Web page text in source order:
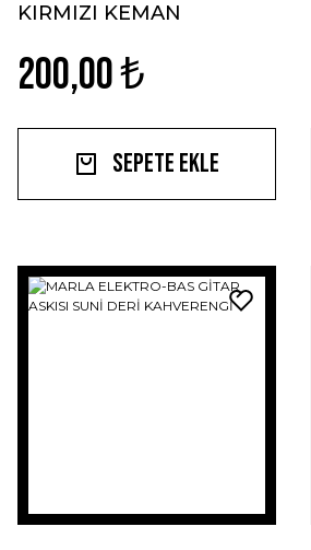
KIRMIZI KEMAN
200,00 ₺
Sepete Ekle